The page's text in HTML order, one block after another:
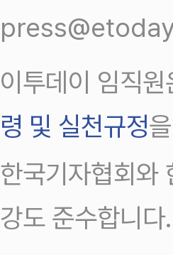
이투데이 임직
령 및 실천규정
한국기자협회와
강도 준수합니다.